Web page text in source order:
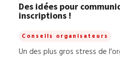
Des idées pour
inscriptions !
Conseils organisateurs
Un des plus gros stress de